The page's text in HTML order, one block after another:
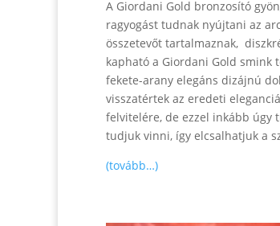
A Giordani Gold bronzosító
ragyogást tudnak nyújtani az
összetevőt tartalmaznak,
kapható a Giordani Gold smink
fekete-arany elegáns dizájnú
visszatértek az eredeti
felvitelére, de ezzel inkább úgy
tudjuk vinni, így elcsalhatjuk a
(tovább…)